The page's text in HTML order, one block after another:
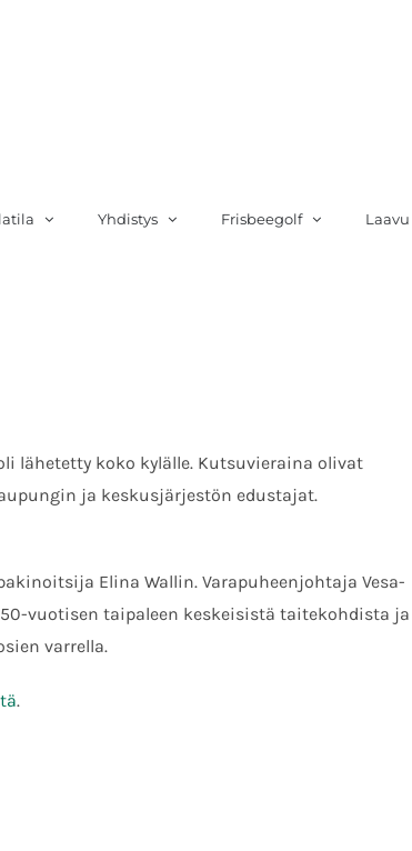
Yhdistys Frisbeegolf Laavu
lähetetty koko kylälle. Kutsuvieraina olivat
ja keskusjärjestön edustajat.
Elina Wallin. Varapuheenjohtaja Vesa-
vuotisen taipaleen keskeisistä taitekohdista ja
varrella.
.